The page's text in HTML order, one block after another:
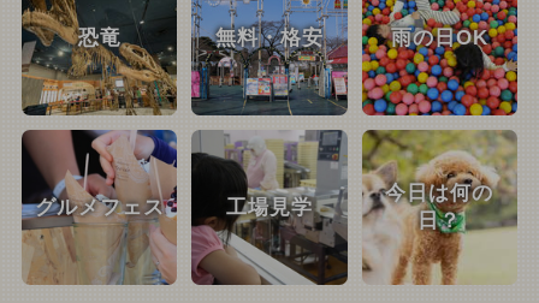
恐竜 無料・格安 雨の日OK
グルメフェス 工場見学
今日は何の
日？